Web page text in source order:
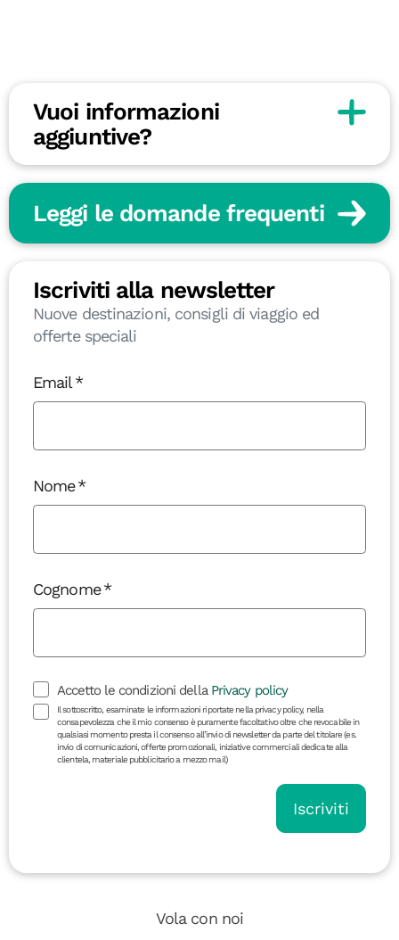
Vuoi informazioni
aggiuntive?
Leggi le domande frequenti
Iscriviti alla newsletter
Nuove destinazioni, consigli di viaggio ed
offerte speciali
Email
Nome
Cognome
Accetto le condizioni della Privacy policy
Il sottoscritto, esaminate le informazioni riportate nella privacy policy, nella
consapevolezza che il mio consenso è puramente facoltativo oltre che revocabile in
qualsiasi momento presta il consenso all’invio di newsletter da parte del titolare (es.
invio di comunicazioni, offerte promozionali, iniziative commerciali dedicate alla
clientela, materiale pubblicitario a mezzo mail)
Iscriviti
Vola con noi